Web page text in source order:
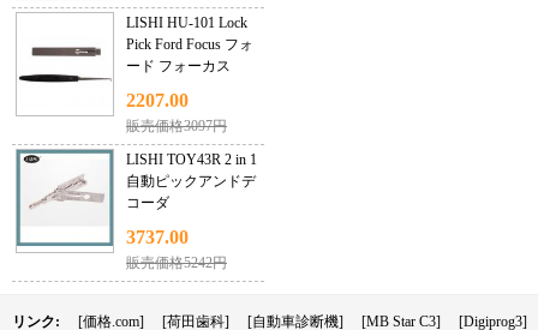
LISHI HU-101 Lock
Pick Ford Focus フォ
ード フォーカス
2207.00
販売価格3097円
LISHI TOY43R 2 in 1
自動ピックアンドデ
コーダ
3737.00
販売価格5242円
リンク: [価格.com] [荷田歯科] [自動車診断機] [MB Star C3] [Digiprog3]